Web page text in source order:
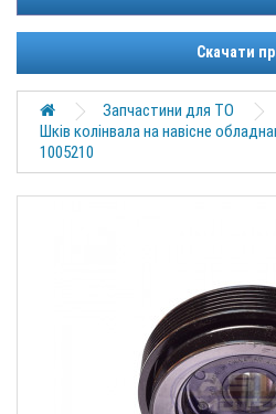
Скачати
Запчастини для ТО
Шків колінвала на навісне
1005210